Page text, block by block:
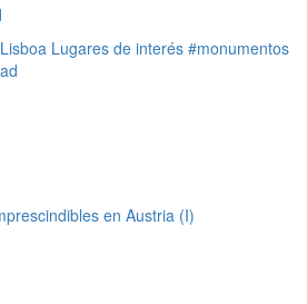
Lugares de interés #monumentos
en Austria (I)